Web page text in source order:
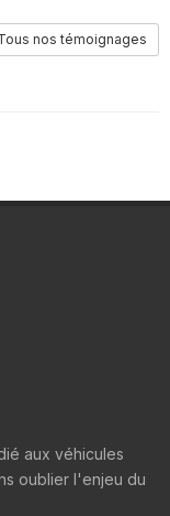
nos témoignages
aux véhicules
oublier l'enjeu du